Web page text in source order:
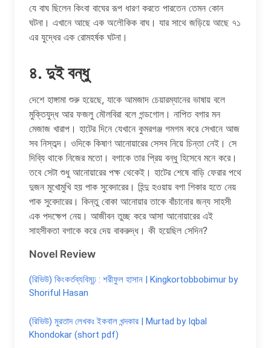
যে বাঘ ছিলেন কিংবা বাঘের রূপ ধারণ করতে পারতেন তেমন কোন
ঘটনা। এখানে আছে এক অলৌকিক বাঘ। যার সাথে জড়িয়ে আছে ৭১
এর যুদ্ধের এক রোমহর্ষক ঘটনা।
৪. দুই বন্ধু
দেশে হাঙ্গামা শুরু হয়েছে, যাকে আমজাদ চেয়ারম্যানের ভাষায় বলে
মুক্তিযুদ্ধ আর ফজলু মৌলবিরা বলে গন্ডগোল। নাপিত বগার মন
মেজাজ খারাপ। হাটের দিনে যেখানে কুমরগঞ্জ গমগম করে সেখানে আজ
সব নিস্তব্দ। ওদিকে কিষাণ আনোয়ারের সেসব নিয়ে চিন্তা নেই। সে
দিব্যি থাকে নিজের মতো। বগাকে তার প্রিয় বন্ধু হিসেবে মনে করে।
তবে সেটা শুধু আনোয়ারের পক্ষ থেকেই। হাটের শেষে বাড়ি ফেরার পথে
দুজন মুখোমুখি হয় পাক সুবেদারের। হিন্দু হওয়ায় বগা শিকার হতে নেয়
পাক সুবেদারের। কিন্তু বোকা আনোয়ার তাকে বাঁচানোর জন্য সাহসী
এক পদক্ষেপ নেয়। আজীবন তুচ্ছ করে আসা আনোয়ারের এই
সাহসীকতা বগাকে করে দেয় বাকরুদ্ধ। কী হয়েছিল সেদিন?
Novel Review
(রিভিউ) কিংকর্তব্যবিমূঢ় : শরীফুল হাসান | Kingkortobbobimur by
Shoriful Hasan
(রিভিউ) মুরতাদ লেখকঃ ইকবাল খন্দকার | Murtad by Iqbal
Khondokar (short pdf)